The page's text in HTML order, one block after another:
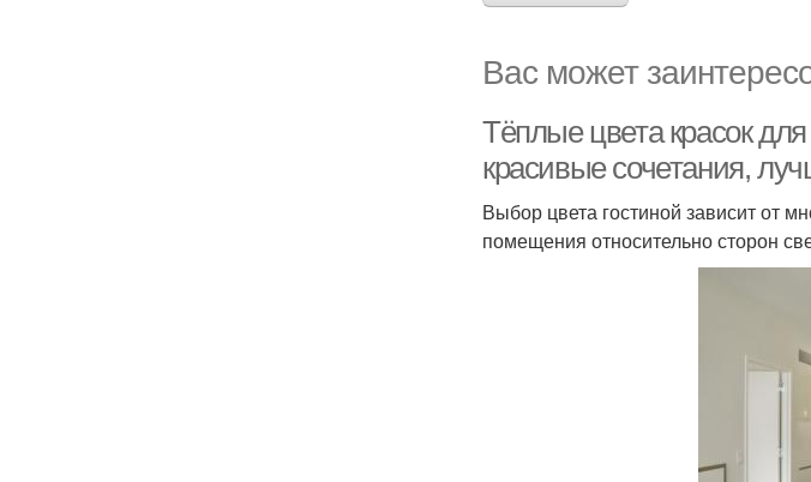
Вас может
Тёплые цвета красок
красивые сочетания,
Выбор цвета гостиной зависит от
помещения относительно сторон